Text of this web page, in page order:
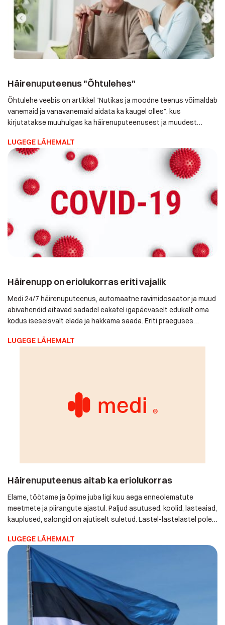
Häirenuputeenus "Õhtulehes"
Õhtulehe veebis on artikkel "Nutikas ja moodne teenus
eakate iseseisvat elamist toetavatest moodsatest
lahendustest. Me kõik teame kedagi, keda häirenupp oma
kodus aidata saaks. Nii koroonakriisi ajal kui ka pärast seda.
Tasub lugeda!
LUGEGE LÄHEMALT
Häirenupp on eriolukorras eriti vajalik
Medi 24/7 häirenuputeenus, automaatne ravimidosaator ja
muud abivahendid aitavad sadadel eakatel igapäevaselt
praeguses erandlikus olukorras on äärmiselt tähtis, et
saavad hädavajaduse tekkides siiski teada, kui on tarvis abi
osutada. Ei soovi ju keegi meist, et eaka […]
lastelastel pole soovitatav või on lausa keelatud oma
neil praegu vaja iseseisvat elamist toetavaid teenuseid ja
lahendusi nagu näiteks häirenuputeenus, automaatne
ravimidosaator, positsioneerija, toidu toomine jm. Samuti
vajavad nad lähedaste kõnesid ja kontakte […]